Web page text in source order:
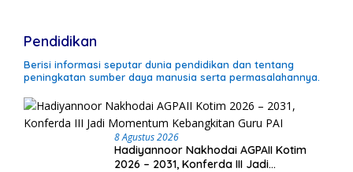
Pendidikan
Berisi informasi seputar dunia pendidikan dan tentang
peningkatan sumber daya manusia serta permasalahannya.
8 Agustus 2026
Hadiyannoor Nakhodai AGPAII Kotim
2026 – 2031, Konferda III Jadi